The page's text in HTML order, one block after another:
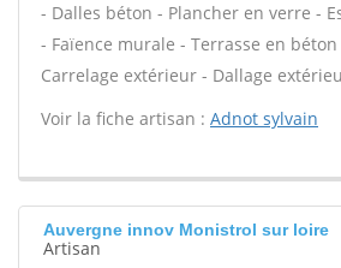
- Dalles béton - Plancher en verre -
- Faïence murale - Terrasse en
Carrelage extérieur - Dallage
Voir la fiche artisan : Adnot sylvain
Auvergne innov Monistrol sur loire
Artisan